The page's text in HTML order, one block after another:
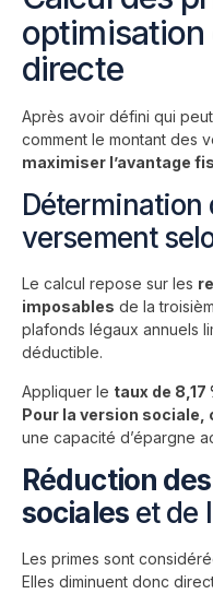
optimisation
directe
Après avoir défini qui
comment le montant des
maximiser l’avantage
Détermination
versement
Le calcul repose sur les
imposables de la
plafonds légaux annuels
déductible.
Appliquer le taux de
Pour la version sociale,
une capacité d’épargne
Réduction
socialeset de
Les primes sont
Elles diminuent donc